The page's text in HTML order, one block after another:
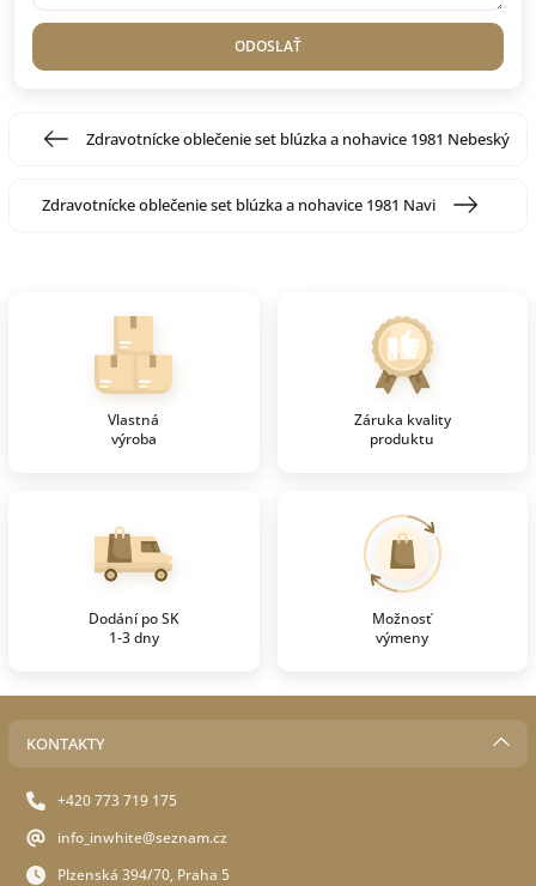
ODOSLAŤ
Zdravotnícke oblečenie set blúzka a nohavice 1981 Nebeský
Zdravotnícke oblečenie set blúzka a nohavice 1981 Navi
Vlastná
výroba
Záruka kvality
produktu
Dodání po SK
1-3 dny
Možnosť
výmeny
KONTAKTY
+420 773 719 175
info_inwhite@seznam.cz
Plzenská 394/70, Praha 5